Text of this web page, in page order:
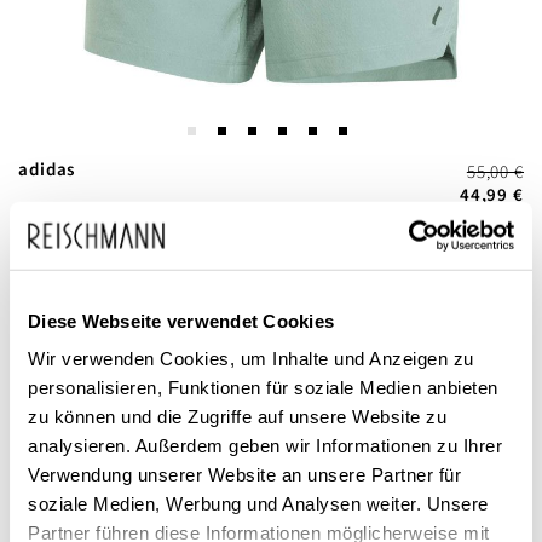
Diese Webseite verwendet Cookies
Wir verwenden Cookies, um Inhalte und Anzeigen zu
personalisieren, Funktionen für soziale Medien anbieten
zu können und die Zugriffe auf unsere Website zu
analysieren. Außerdem geben wir Informationen zu Ihrer
Verwendung unserer Website an unsere Partner für
soziale Medien, Werbung und Analysen weiter. Unsere
Partner führen diese Informationen möglicherweise mit
Zum
der
Bildgalerie
springen
adidas
Power 3S
55,00 €
44,99 €
inkl. MwSt.
Dieses Produkt ist exklusiv in unseren Filialen erhältlich. Prüfen Sie
mit einem Klick auf „Vor Ort verfügbar?", wo Ihre Größe vorrätig ist.